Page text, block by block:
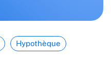
Hypothèque